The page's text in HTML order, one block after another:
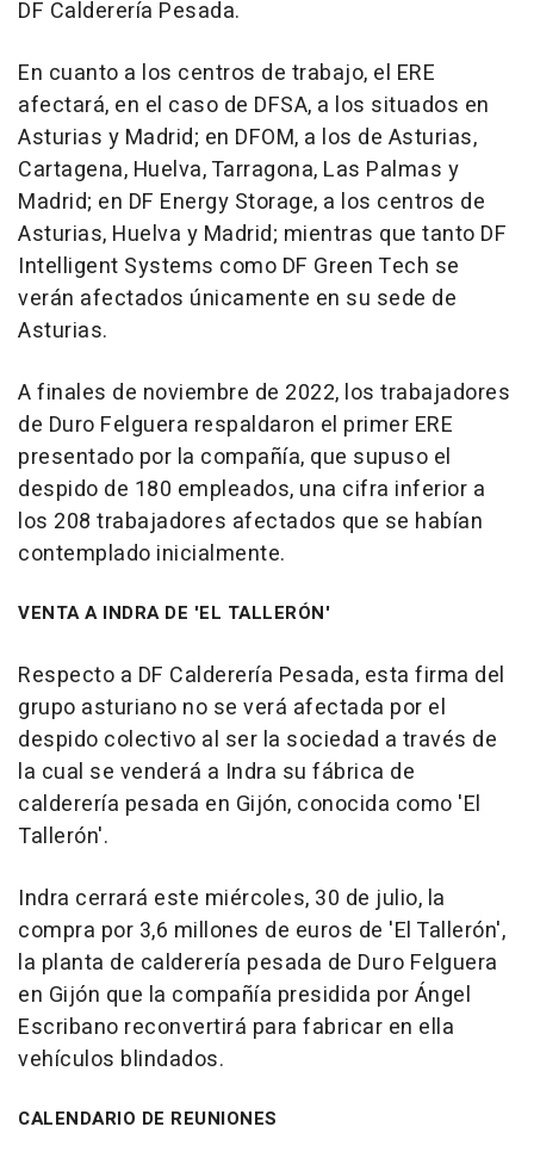
DF Calderería Pesada.
En cuanto a los centros de trabajo, el ERE
afectará, en el caso de DFSA, a los situados en
Asturias y Madrid; en DFOM, a los de Asturias,
Cartagena, Huelva, Tarragona, Las Palmas y
Madrid; en DF Energy Storage, a los centros de
Asturias, Huelva y Madrid; mientras que tanto DF
Intelligent Systems como DF Green Tech se
verán afectados únicamente en su sede de
Asturias.
A finales de noviembre de 2022, los trabajadores
de Duro Felguera respaldaron el primer ERE
presentado por la compañía, que supuso el
despido de 180 empleados, una cifra inferior a
los 208 trabajadores afectados que se habían
contemplado inicialmente.
VENTA A INDRA DE 'EL TALLERÓN'
Respecto a DF Calderería Pesada, esta firma del
grupo asturiano no se verá afectada por el
despido colectivo al ser la sociedad a través de
la cual se venderá a Indra su fábrica de
calderería pesada en Gijón, conocida como 'El
Tallerón'.
Indra cerrará este miércoles, 30 de julio, la
compra por 3,6 millones de euros de 'El Tallerón',
la planta de calderería pesada de Duro Felguera
en Gijón que la compañía presidida por Ángel
Escribano reconvertirá para fabricar en ella
vehículos blindados.
CALENDARIO DE REUNIONES